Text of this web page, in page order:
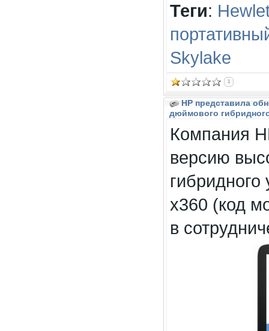
Теги:
Skylake
1
HP представила
дюймового
Компания
версию
x360 (код
в